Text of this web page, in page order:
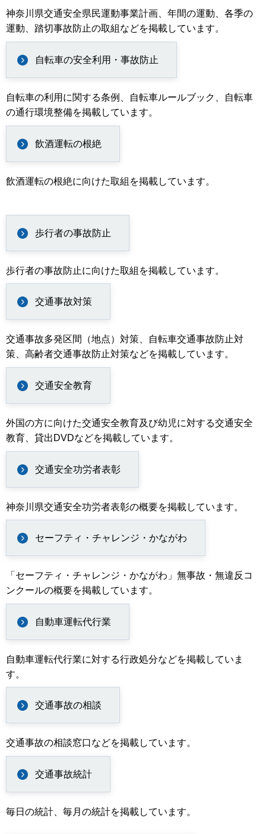
神奈川県交通安全県民運動事業計画、年間の運動、各季の
運動、踏切事故防止の取組などを掲載しています。
自転車の安全利用・事故防止
自転車の利用に関する条例、自転車ルールブック、自転車
の通行環境整備を掲載しています。
飲酒運転の根絶
飲酒運転の根絶に向けた取組を掲載しています。
歩行者の事故防止
歩行者の事故防止に向けた取組を掲載しています。
交通事故対策
交通事故多発区間（地点）対策、自転車交通事故防止対
策、高齢者交通事故防止対策などを掲載しています。
交通安全教育
外国の方に向けた交通安全教育及び幼児に対する交通安全
教育、貸出DVDなどを掲載しています。
交通安全功労者表彰
神奈川県交通安全功労者表彰の概要を掲載しています。
セーフティ・チャレンジ・かながわ
「セーフティ・チャレンジ・かながわ」無事故・無違反コ
ンクールの概要を掲載しています。
自動車運転代行業
自動車運転代行業に対する行政処分などを掲載していま
す。
交通事故の相談
交通事故の相談窓口などを掲載しています。
交通事故統計
毎日の統計、毎月の統計を掲載しています。